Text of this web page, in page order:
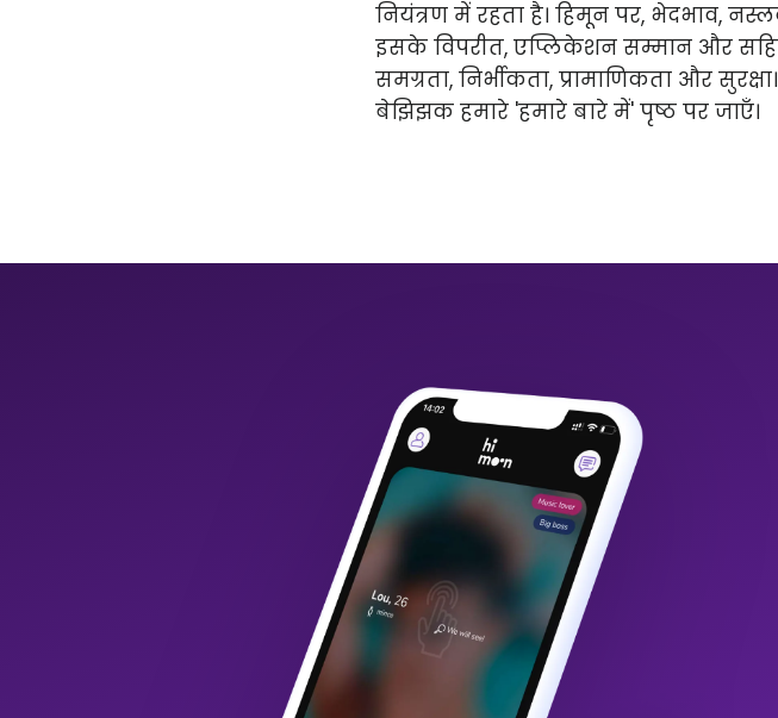
नियंत्रण में रहता है। हिमून पर, भेदभाव,
इसके विपरीत, एप्लिकेशन सम्मान और
समग्रता, निर्भीकता, प्रामाणिकता और
बेझिझक हमारे 'हमारे बारे में' पृष्ठ पर जाएँ।